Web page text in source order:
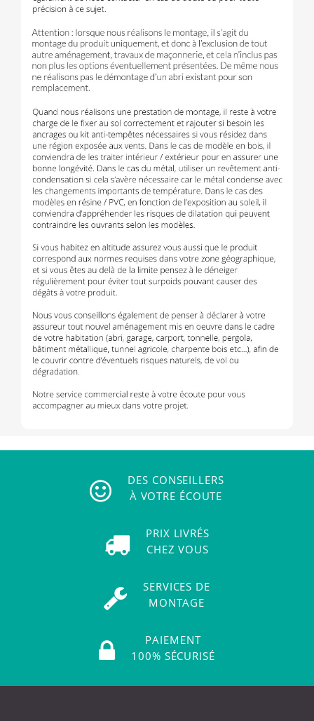
DES CONSEILLERS
À VOTRE ÉCOUTE
PRIX LIVRÉS
CHEZ VOUS
SERVICES DE
MONTAGE
PAIEMENT
100% SÉCURISÉ